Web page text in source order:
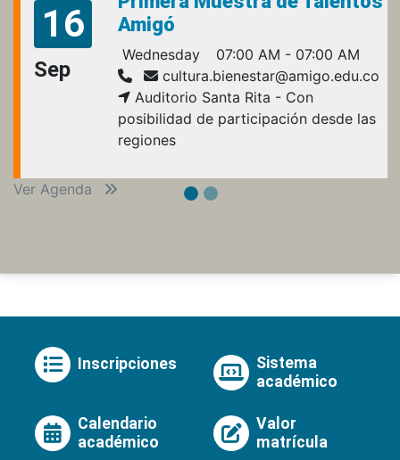
16
Sep
Amigó
Wednesday
07:00 AM - 07:00 AM
cultura.bienestar@amigo.edu.co
Auditorio Santa Rita - Con
posibilidad de participación desde las
regiones
Ver Agenda
Inscripciones
Sistema
académico
Calendario
académico
Valor
matrícula